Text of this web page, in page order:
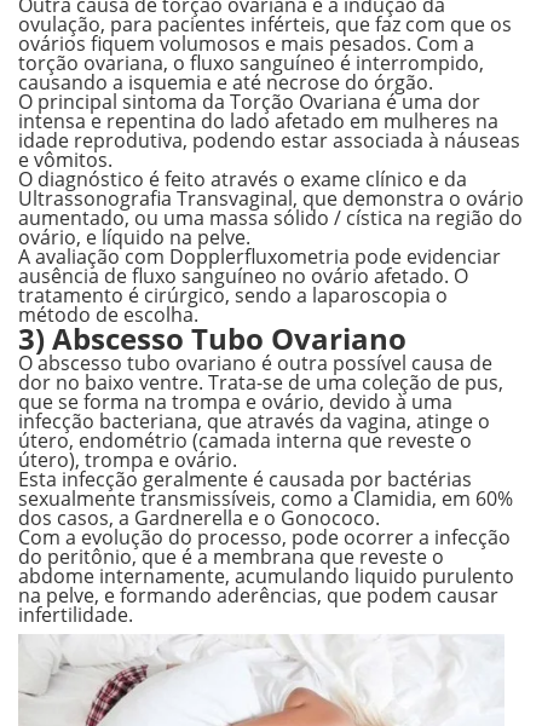
ovulação, para pacientes inférteis, que faz com que os
ovários fiquem volumosos e mais pesados. Com a
torção ovariana, o fluxo sanguíneo é interrompido,
causando a isquemia e até necrose do órgão.
O principal sintoma da Torção Ovariana é uma dor
intensa e repentina do lado afetado em mulheres na
idade reprodutiva, podendo estar associada à náuseas
e vômitos.
O diagnóstico é feito através o exame clínico e da
Ultrassonografia Transvaginal, que demonstra o ovário
aumentado, ou uma massa sólido / cística na região do
ovário, e líquido na pelve.
A avaliação com Dopplerfluxometria pode evidenciar
ausência de fluxo sanguíneo no ovário afetado. O
tratamento é cirúrgico, sendo a laparoscopia o
método de escolha.
3) Abscesso Tubo Ovariano
O abscesso tubo ovariano é outra possível causa de
dor no baixo ventre. Trata-se de uma coleção de pus,
que se forma na trompa e ovário, devido à uma
infecção bacteriana, que através da vagina, atinge o
útero, endométrio (camada interna que reveste o
útero), trompa e ovário.
Esta infecção geralmente é causada por bactérias
sexualmente transmissíveis, como a Clamidia, em 60%
dos casos, a Gardnerella e o Gonococo.
Com a evolução do processo, pode ocorrer a infecção
do peritônio, que é a membrana que reveste o
abdome internamente, acumulando liquido purulento
na pelve, e formando aderências, que podem causar
infertilidade.